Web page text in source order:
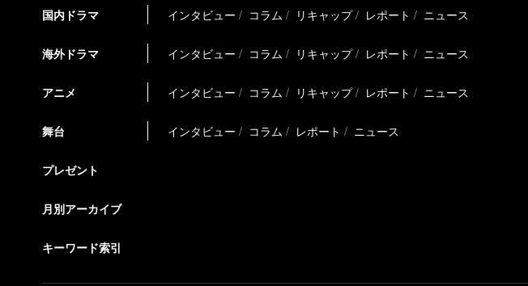
国内ドラマ インタビュー コラム リキャップ レポート ニュース
海外ドラマ インタビュー コラム リキャップ レポート ニュース
アニメ インタビュー コラム リキャップ レポート ニュース
舞台 インタビュー コラム レポート ニュース
プレゼント
月別アーカイブ
キーワード索引